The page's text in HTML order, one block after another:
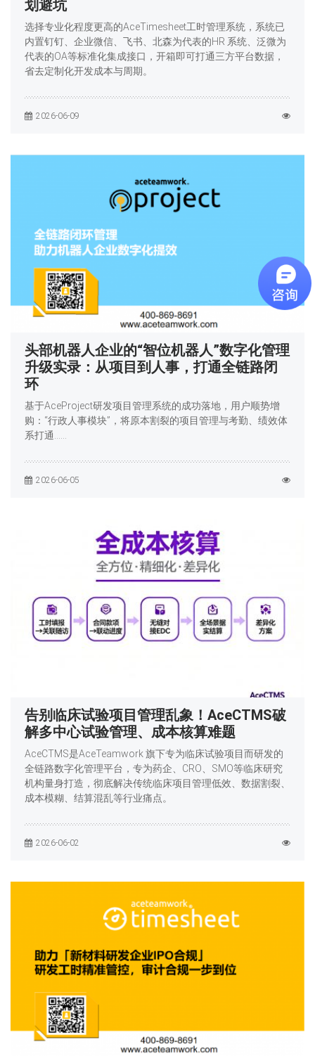
划避坑
选择专业化程度更高的AceTimesheet工时管理系统，系统已
内置钉钉、企业微信、飞书、北森为代表的HR 系统、泛微为
代表的OA等标准化集成接口，开箱即可打通三方平台数据，
省去定制化开发成本与周期。
2026-06-09
头部机器人企业的“智位机器人”数字化管理
升级实录：从项目到人事，打通全链路闭
环
基于AceProject研发项目管理系统的成功落地，用户顺势增
购：“行政人事模块”，将原本割裂的项目管理与考勤、绩效体
系打通……
2026-06-05
告别临床试验项目管理乱象！AceCTMS破
解多中心试验管理、成本核算难题
AceCTMS是AceTeamwork 旗下专为临床试验项目而研发的
全链路数字化管理平台，专为药企、CRO、SMO等临床研究
机构量身打造，彻底解决传统临床项目管理低效、数据割裂、
成本模糊、结算混乱等行业痛点。
2026-06-02